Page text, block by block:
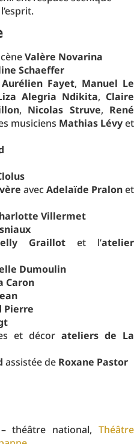
Valère Novarina
Schaeffer
Aurélien Fayet, Manuel Le
Alegria Ndikita, Claire
, Nicolas Struve, René
musiciens Mathias Lévyet
avecAdelaïde Pralonet
Villermet
Graillot et l’atelier
Dumoulin
Caron
Pierre
et décor ateliers de La
assistée de Roxane Pastor
théâtre national, Théâtre